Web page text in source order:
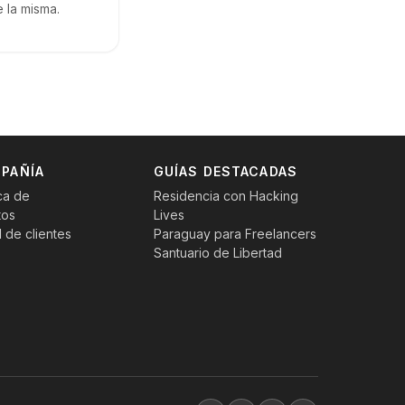
misma.
de
de clientes
GUÍAS DESTACADAS
Residencia con Hacking
Lives
Paraguay para Freelancers
Santuario de Libertad